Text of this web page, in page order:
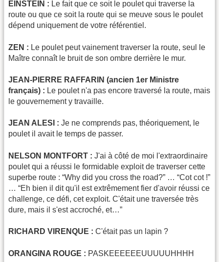
EINSTEIN : Le fait que ce soit le poulet qui traverse la
route ou que ce soit la route qui se meuve sous le poulet
dépend uniquement de votre référentiel.
ZEN : Le poulet peut vainement traverser la route, seul le
Maître connaît le bruit de son ombre derrière le mur.
JEAN-PIERRE RAFFARIN (ancien 1er Ministre
français) : Le poulet n'a pas encore traversé la route, mais
le gouvernement y travaille.
JEAN ALESI : Je ne comprends pas, théoriquement, le
poulet il avait le temps de passer.
NELSON MONTFORT : J'ai à côté de moi l'extraordinaire
poulet qui a réussi le formidable exploit de traverser cette
superbe route : “Why did you cross the road?” … “Cot cot !”
… “Eh bien il dit qu'il est extrêmement fier d'avoir réussi ce
challenge, ce défi, cet exploit. C'était une traversée très
dure, mais il s'est accroché, et…”
RICHARD VIRENQUE : C'était pas un lapin ?
ORANGINA ROUGE : PASKEEEEEEUUUUUHHHH